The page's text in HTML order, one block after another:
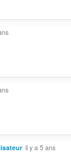
il y a 5 ans